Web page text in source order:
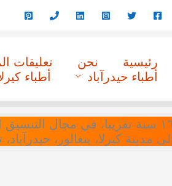
رئيسية نحن
تعليقات
أطباء حيدرآباد
أطباء
نعمل، منذ ١٦ سنة تقريبا، في
مدينة كيرلا، بنغالور،